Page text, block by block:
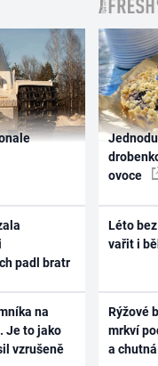
padl bratr
na
Je to jako
vzrušeně
ovoce
Léto
vařit i
Rýžové
mrkví
a